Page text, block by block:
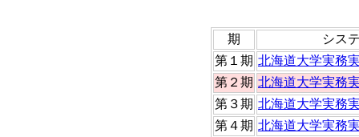
期
シス
第１期 北海道大学実務
第２期 北海道大学実務
第３期 北海道大学実務
第４期 北海道大学実務